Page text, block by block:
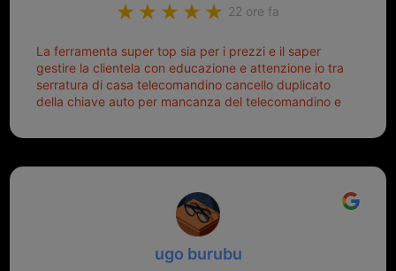
22 ore fa
La ferramenta super top sia per i prezzi e il saper
gestire la clientela con educazione e attenzione io tra
serratura di casa telecomandino cancello duplicato
della chiave auto per mancanza del telecomandino e
meglio ferramenta de ostia e poi il prorietario il signor
ugo burubu